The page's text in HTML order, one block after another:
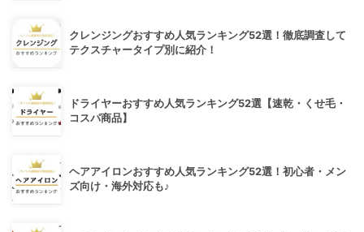
クレンジングおすすめ人気ランキング52選！徹底調査して
テクスチャータイプ別に紹介！
ドライヤーおすすめ人気ランキング52選【速乾・くせ毛・
コスパ商品】
ヘアアイロンおすすめ人気ランキング52選！初心者・メン
ズ向け・海外対応も♪